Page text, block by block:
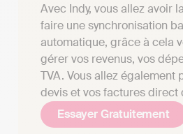
Avec Indy, vous allez avoir
faire une synchronisation
automatique, grâce à cela
gérer vos revenus, vos
TVA. Vous allez également
devis et vos factures direct
Essayer Gratuitement